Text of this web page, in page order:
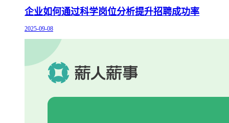
企业如何通过科学岗位分析提升招聘成功率
2025-09-08